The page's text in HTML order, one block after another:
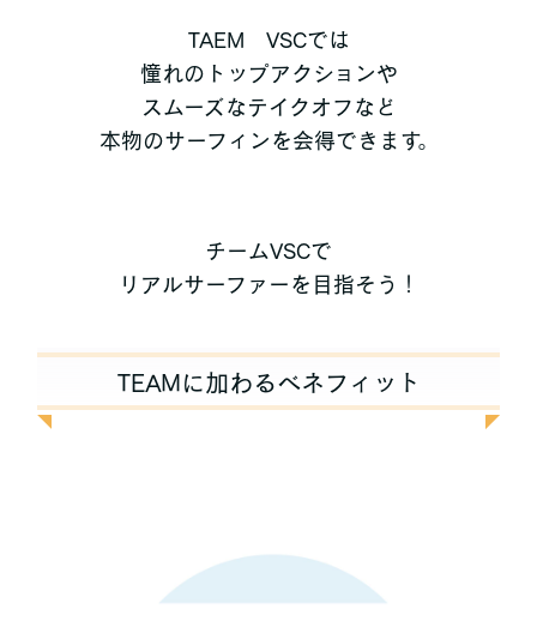
TAEM VSCでは
憧れのトップアクションや
スムーズなテイクオフなど
本物のサーフィンを会得できます。
チームVSCで
リアルサーファーを目指そう！
TEAMに加わるベネフィット